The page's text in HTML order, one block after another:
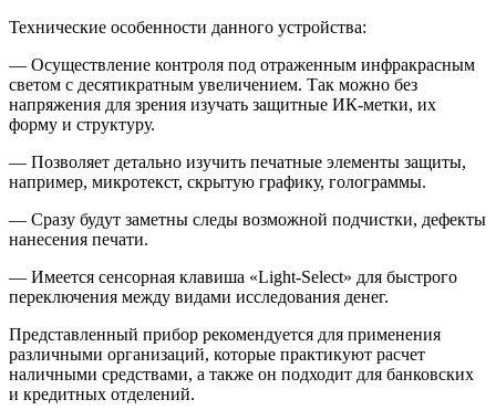
Технические особенности данного устройства:
— Осуществление контроля под отраженным инфракрасным
светом с десятикратным увеличением. Так можно без
напряжения для зрения изучать защитные ИК-метки, их
форму и структуру.
— Позволяет детально изучить печатные элементы защиты,
например, микротекст, скрытую графику, голограммы.
— Сразу будут заметны следы возможной подчистки, дефекты
нанесения печати.
— Имеется сенсорная клавиша «Light-Select» для быстрого
переключения между видами исследования денег.
Представленный прибор рекомендуется для применения
различными организаций, которые практикуют расчет
наличными средствами, а также он подходит для банковских
и кредитных отделений.